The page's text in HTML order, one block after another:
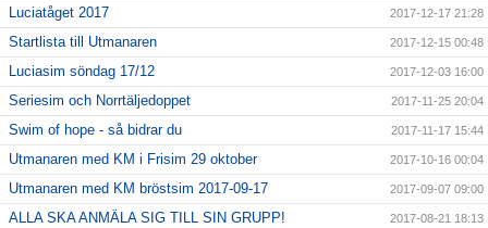
Luciatåget 2017 2017-12-17 21:28
Startlista till Utmanaren 2017-12-15 00:48
Luciasim söndag 17/12 2017-12-03 16:00
Seriesim och Norrtäljedoppet 2017-11-25 20:04
Swim of hope - så bidrar du 2017-11-17 15:44
Utmanaren med KM i Frisim 29 oktober 2017-10-16 00:04
Utmanaren med KM bröstsim 2017-09-17 2017-09-07 09:00
ALLA SKA ANMÄLA SIG TILL SIN GRUPP! 2017-08-21 18:13